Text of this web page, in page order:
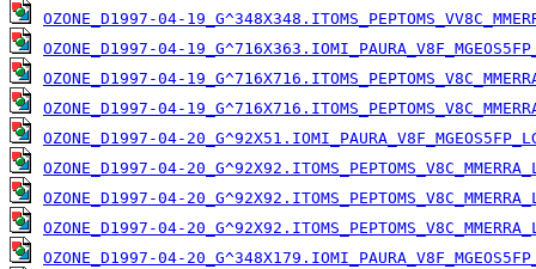
OZONE_D1997-04-
OZONE_D1997-04-
OZONE_D1997-04-
OZONE_D1997-04-
OZONE_D1997-04-
OZONE_D1997-04-
OZONE_D1997-04-
OZONE_D1997-04-
OZONE_D1997-04-